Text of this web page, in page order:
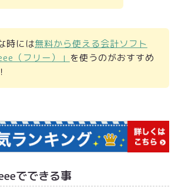
時には無料から使える会計ソフト
（フリー）」 を使うのがおすすめ
でできる事